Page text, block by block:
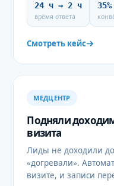
24 ч → 2 ч
время ответа
Смотреть кейс
МЕДЦЕНТР
Подняли
визита
Лиды не доходили
«догревали».
визите, и записи